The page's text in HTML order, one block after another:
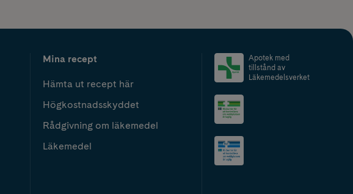
Mina recept
Hämta ut recept här
Högkostnadsskyddet
Rådgivning om läkemedel
Läkemedel
Apotek med
tillstånd av
Läkemedelsverket